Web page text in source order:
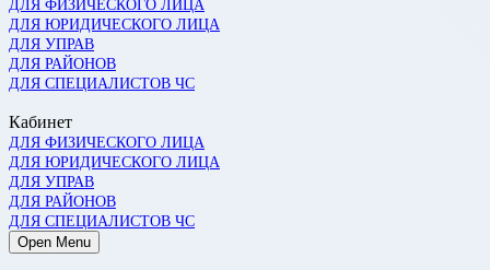
ДЛЯ ФИЗИЧЕСКОГО ЛИЦА
ДЛЯ ЮРИДИЧЕСКОГО ЛИЦА
ДЛЯ УПРАВ
ДЛЯ РАЙОНОВ
ДЛЯ СПЕЦИАЛИСТОВ ЧС
Кабинет
ДЛЯ ФИЗИЧЕСКОГО ЛИЦА
ДЛЯ ЮРИДИЧЕСКОГО ЛИЦА
ДЛЯ УПРАВ
ДЛЯ РАЙОНОВ
ДЛЯ СПЕЦИАЛИСТОВ ЧС
Open Menu